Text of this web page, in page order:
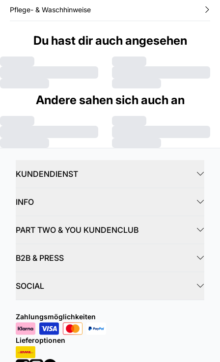
Pflege- & Waschhinweise
Du hast dir auch angesehen
Andere sahen sich auch an
KUNDENDIENST
INFO
PART TWO & YOU KUNDENCLUB
B2B & PRESS
SOCIAL
Zahlungsmöglichkeiten
Lieferoptionen